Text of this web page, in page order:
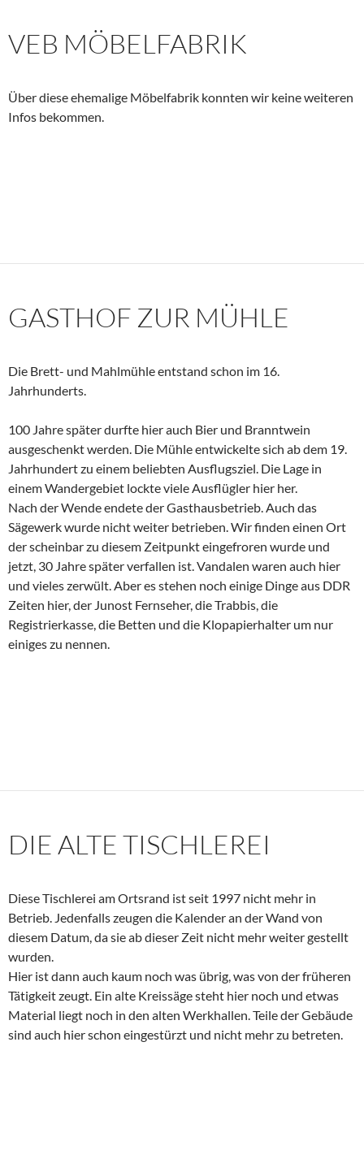
VEB MÖBELFABRIK
Über diese ehemalige Möbelfabrik konnten wir keine weiteren
Infos bekommen.
GASTHOF ZUR MÜHLE
Die Brett- und Mahlmühle entstand schon im 16.
Jahrhunderts.
100 Jahre später durfte hier auch Bier und Branntwein
ausgeschenkt werden. Die Mühle entwickelte sich ab dem 19.
Jahrhundert zu einem beliebten Ausflugsziel. Die Lage in
einem Wandergebiet lockte viele Ausflügler hier her.
Nach der Wende endete der Gasthausbetrieb. Auch das
Sägewerk wurde nicht weiter betrieben. Wir finden einen Ort
der scheinbar zu diesem Zeitpunkt eingefroren wurde und
jetzt, 30 Jahre später verfallen ist. Vandalen waren auch hier
und vieles zerwült. Aber es stehen noch einige Dinge aus DDR
Zeiten hier, der Junost Fernseher, die Trabbis, die
Registrierkasse, die Betten und die Klopapierhalter um nur
einiges zu nennen.
DIE ALTE TISCHLEREI
Diese Tischlerei am Ortsrand ist seit 1997 nicht mehr in
Betrieb. Jedenfalls zeugen die Kalender an der Wand von
diesem Datum, da sie ab dieser Zeit nicht mehr weiter gestellt
wurden.
Hier ist dann auch kaum noch was übrig, was von der früheren
Tätigkeit zeugt. Ein alte Kreissäge steht hier noch und etwas
Material liegt noch in den alten Werkhallen. Teile der Gebäude
sind auch hier schon eingestürzt und nicht mehr zu betreten.